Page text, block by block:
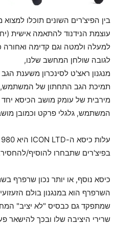
בין הפיצ'רים השונים תוכלו למצוא
למעלה ולמטה וגם קדימה
לגובה שולחן המחשב שלנו,
מנגנון ראצ'ט לסינכרון משענת הגב
תמיכת הגב התחתון של
מירבית של עומק מושב הכיסא
המשתמש, גלגלי פרקט וכמובן
בפיצ'רים שתבחרו להוסיף/
השרפרף הוא במנגנון בולם
שמתפקד גם כבסיס "לא יציב"
שרירי היציבה שלו ובכך להישאר